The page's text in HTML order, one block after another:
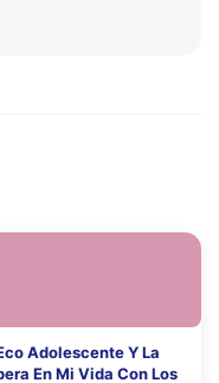
Adolescente Y La
En Mi Vida Con Los